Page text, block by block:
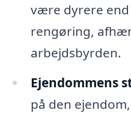
være dyrere
rengøring,
arbejdsbyrden.
Ejendommens
på den